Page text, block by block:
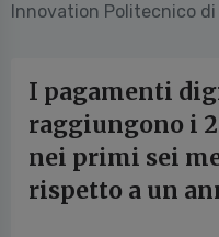
Innovation Politecnico di
I pagamenti
raggiungono i
nei primi sei
rispetto a un